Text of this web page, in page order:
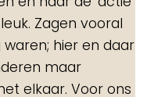
Zagen vooral
hier en daar
maar
elkaar. Voor ons